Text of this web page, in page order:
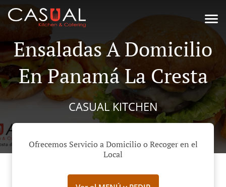
Ensaladas A Domicilio
En Panamá La Cresta
CASUAL KITCHEN
Ofrecemos Servicio a Domicilio o Recoger en el
Local